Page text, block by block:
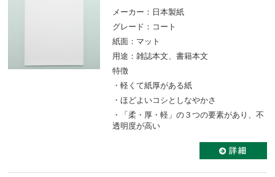
メーカー：日本製紙
グレード：コート
紙面：マット
用途：雑誌本文、書籍本文
特徴
・軽くて紙厚がある紙
・ほどよいコシとしなやかさ
・「柔・厚・軽」の３つの要素があり、不
透明度が高い